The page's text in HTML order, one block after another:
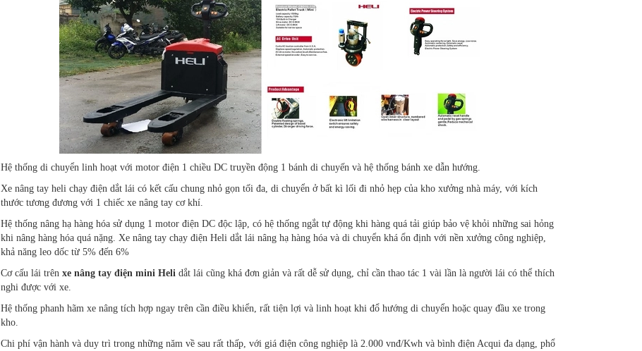
Hệ thống di chuyển linh hoạt với motor điện 1 chiều DC truyền động 1 bánh di chuyến và hệ thống bánh xe dẫn hướng.
Xe nâng tay heli chạy điện dắt lái có kết cấu chung nhỏ gọn tối đa, di chuyển ở bất kì lối đi nhỏ hẹp của kho xưởng nhà máy, với kích
thước tương đương với 1 chiếc xe nâng tay cơ khí.
Hệ thống nâng hạ hàng hóa sử dụng 1 motor điện DC độc lập, có hệ thống ngắt tự động khi hàng quá tải giúp bảo vệ khỏi những sai hỏng
khi nâng hàng hóa quá nặng. Xe nâng tay chạy điện Heli dắt lái nâng hạ hàng hóa và di chuyển khá ổn định với nền xưởng công nghiệp,
khả năng leo dốc từ 5% đến 6%
Cơ cấu lái trên xe nâng tay điện mini Heli dắt lái cũng khá đơn giản và rất dễ sử dụng, chỉ cần thao tác 1 vài lần là người lái có thể thích
nghi được với xe.
Hệ thống phanh hãm xe nâng tích hợp ngay trên cần điều khiển, rất tiện lợi và linh hoạt khi đổ hướng di chuyển hoặc quay đầu xe trong
kho.
Chi phí vận hành và duy trì trong những năm về sau rất thấp, với giá điện công nghiệp là 2.000 vnđ/Kwh và bình điện Acqui đa dạng, phổ